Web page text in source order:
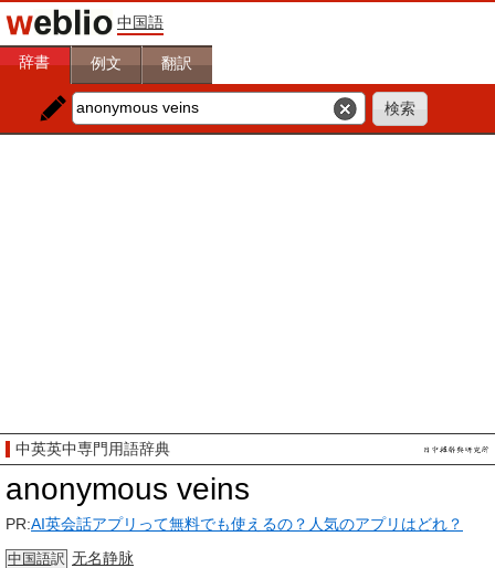
中国語
辞書 例文 翻訳
中英英中専門用語辞典
anonymous veins
PR:AI英会話アプリって無料でも使えるの？人気のアプリはどれ？
中国語訳 无名静脉